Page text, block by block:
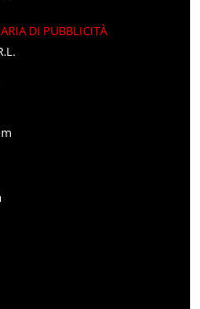
DI PUBBLICITÀ